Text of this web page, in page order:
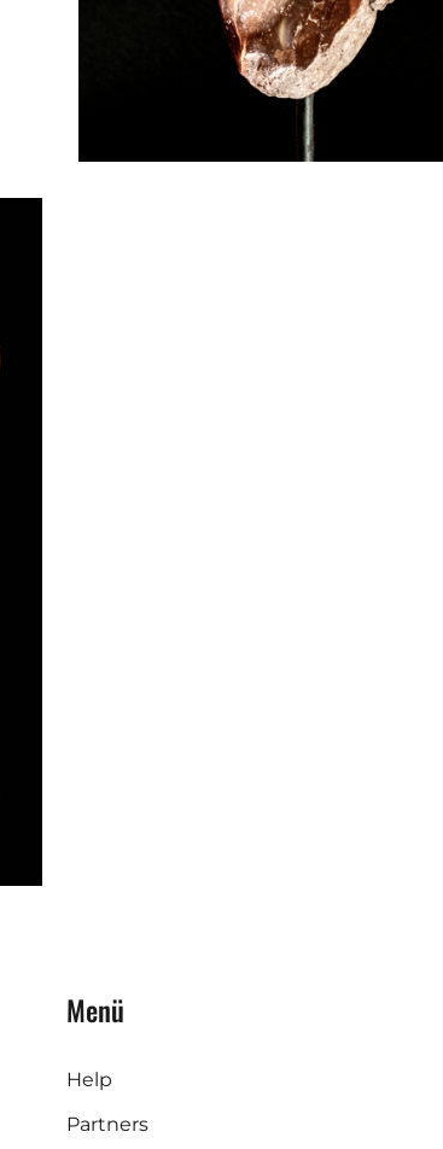
Menü
Help
Partners